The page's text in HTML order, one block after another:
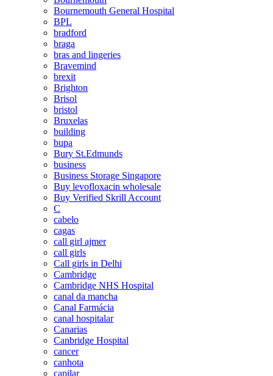
Bournemouth General Hospital
BPL
bradford
braga
bras and lingeries
Bravemind
brexit
Brighton
Brisol
bristol
Bruxelas
building
bupa
Bury St.Edmunds
business
Business Storage Singapore
Buy levofloxacin wholesale
Buy Verified Skrill Account
C
cabelo
cagas
call girl ajmer
call girls
Call girls in Delhi
Cambridge
Cambridge NHS Hospital
canal da mancha
Canal Farmácia
canal hospitalar
Canarias
Canbridge Hospital
cancer
canhota
capilar